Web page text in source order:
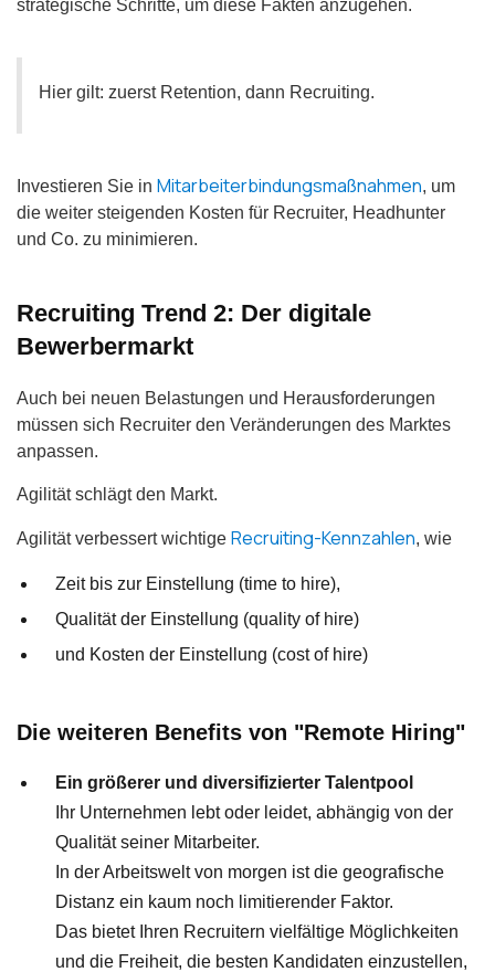
strategische Schritte, um diese Fakten anzugehen.
Hier gilt: zuerst Retention, dann Recruiting.
Investieren Sie in Mitarbeiterbindungsmaßnahmen, um
die weiter steigenden Kosten für Recruiter, Headhunter
und Co. zu minimieren.
Recruiting Trend 2: Der digitale
Bewerbermarkt
Auch bei neuen Belastungen und Herausforderungen
müssen sich Recruiter den Veränderungen des Marktes
anpassen.
Agilität schlägt den Markt.
Agilität verbessert wichtige Recruiting-Kennzahlen, wie
Zeit bis zur Einstellung (time to hire),
Qualität der Einstellung (quality of hire)
und Kosten der Einstellung (cost of hire)
Die weiteren Benefits von "Remote Hiring"
Ein größerer und diversifizierter Talentpool
Ihr Unternehmen lebt oder leidet, abhängig von der
Qualität seiner Mitarbeiter.
In der Arbeitswelt von morgen ist die geografische
Distanz ein kaum noch limitierender Faktor.
Das bietet Ihren Recruitern vielfältige Möglichkeiten
und die Freiheit, die besten Kandidaten einzustellen,